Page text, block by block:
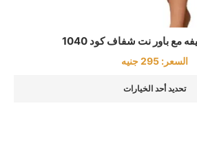
مع باور نت شفاف كود 1040
السعر:295 جنيه
تحديد أحد الخيارات